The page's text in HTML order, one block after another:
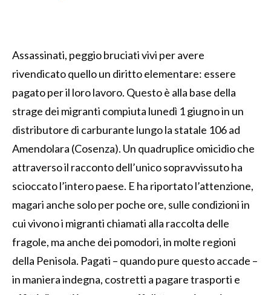
Assassinati, peggio bruciati vivi per avere
rivendicato quello un diritto elementare: essere
pagato per il loro lavoro. Questo è alla base della
strage dei migranti compiuta lunedì 1 giugno in un
distributore di carburante lungo la statale 106 ad
Amendolara (Cosenza). Un quadruplice omicidio che
attraverso il racconto dell’unico sopravvissuto ha
scioccato l’intero paese. E ha riportato l’attenzione,
magari anche solo per poche ore, sulle condizioni in
cui vivono i migranti chiamati alla raccolta delle
fragole, ma anche dei pomodori, in molte regioni
della Penisola. Pagati – quando pure questo accade –
in maniera indegna, costretti a pagare trasporti e